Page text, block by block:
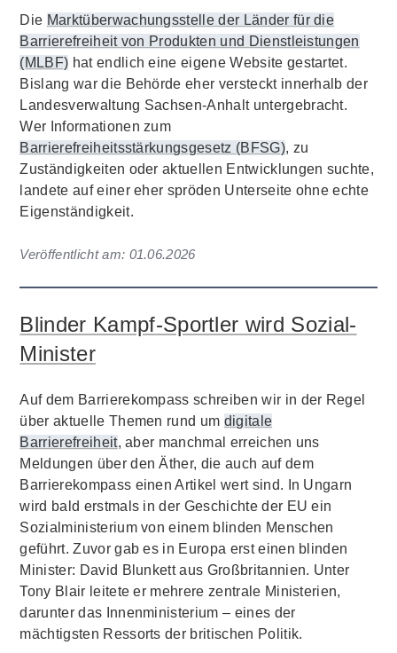
Die Marktüberwachungsstelle der Länder für die
Barrierefreiheit von Produkten und Dienstleistungen
(MLBF) hat endlich eine eigene Website gestartet.
Bislang war die Behörde eher versteckt innerhalb der
Landesverwaltung Sachsen-Anhalt untergebracht.
Wer Informationen zum
Barrierefreiheitsstärkungsgesetz (BFSG), zu
Zuständigkeiten oder aktuellen Entwicklungen suchte,
landete auf einer eher spröden Unterseite ohne echte
Eigenständigkeit.
Veröffentlicht am: 01.06.2026
Blinder Kampf-Sportler wird Sozial-
Minister
Auf dem Barrierekompass schreiben wir in der Regel
über aktuelle Themen rund um digitale
Barrierefreiheit, aber manchmal erreichen uns
Meldungen über den Äther, die auch auf dem
Barrierekompass einen Artikel wert sind. In Ungarn
wird bald erstmals in der Geschichte der EU ein
Sozialministerium von einem blinden Menschen
geführt. Zuvor gab es in Europa erst einen blinden
Minister: David Blunkett aus Großbritannien. Unter
Tony Blair leitete er mehrere zentrale Ministerien,
darunter das Innenministerium – eines der
mächtigsten Ressorts der britischen Politik.